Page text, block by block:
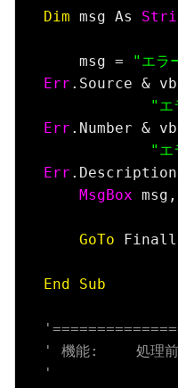
Dim msg As
    msg =
"エラ
Err .Source &
"エ
Err .Number &
"エ
Err
MsgBox
GoTo
End Sub
' 機能:　　 処理前
'